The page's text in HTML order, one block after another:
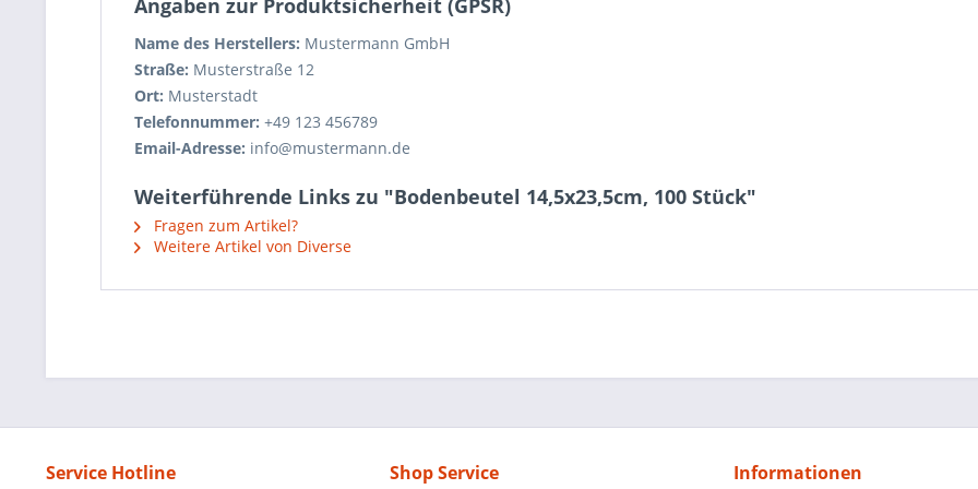
Angaben zur Produktsicherheit (GPSR)
Name des Herstellers: Mustermann GmbH
Straße: Musterstraße 12
Ort: Musterstadt
Telefonnummer: +49 123 456789
Email-Adresse: info@mustermann.de
Weiterführende Links zu "Bodenbeutel 14,5x23,5cm, 100 Stück"
Fragen zum Artikel?
Weitere Artikel von Diverse
Service Hotline Shop Service Informationen